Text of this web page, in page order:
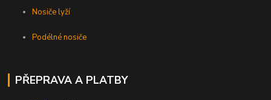
Nosiče lyží
Podélné nosiče
PŘEPRAVA A PLATBY